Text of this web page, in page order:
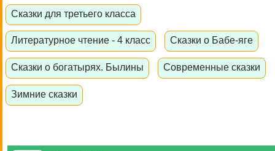
Сказки для третьего класса
Литературное чтение - 4 класс Сказки о Бабе-яге
Сказки о богатырях. Былины Современные сказки
Зимние сказки